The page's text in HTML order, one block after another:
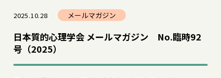
2025.10.28 メールマガジン
日本質的心理学会 メールマガジン No.臨時92
号（2025）